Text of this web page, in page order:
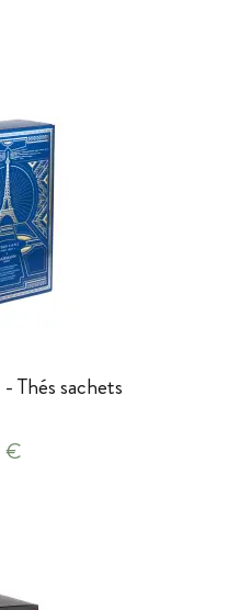
Thés sachets
€